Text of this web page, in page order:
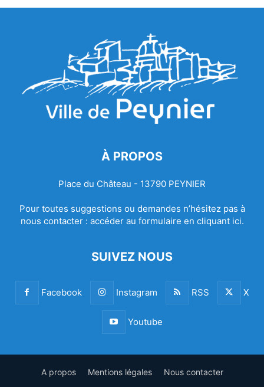
À PROPOS
Place du Château - 13790 PEYNIER
Pour toutes suggestions ou demandes n’hésitez pas à
nous contacter : accéder au formulaire en cliquant ici.
SUIVEZ NOUS
Facebook Instagram RSS X
Youtube
A propos Mentions légales Nous contacter